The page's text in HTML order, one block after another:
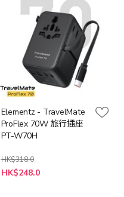
Elementz - TravelMate
ProFlex 70W 旅行插座
PT-W70H
HK$318.0
特
殊
HK$248.0